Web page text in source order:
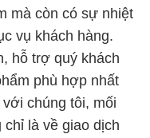
mà còn có sự nhiệt
vụ khách hàng.
hỗ trợ quý khách
phù hợp nhất
chúng tôi, mối
là về giao dịch